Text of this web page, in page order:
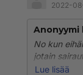
2022-
Anonyymi
No kun
jotain
Myöskään
Lue lisää